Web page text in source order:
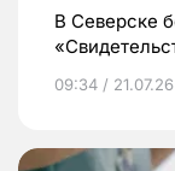
В Северске
09:34 / 21.07.26